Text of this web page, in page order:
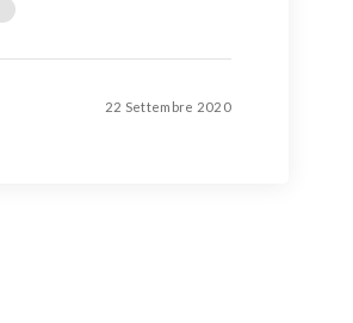
22 Settembre 2020